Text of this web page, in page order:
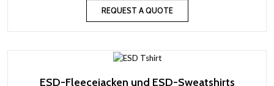
REQUEST A QUOTE
ESD-Fleecejacken und ESD-Sweatshirts